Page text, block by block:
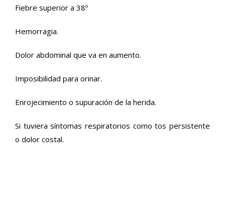
Fiebre superior a 38º
Hemorragia.
Dolor abdominal que va en aumento.
Imposibilidad para orinar.
Enrojecimiento o supuración de la herida.
Si tuviera síntomas respiratorios como tos persistente
o dolor costal.